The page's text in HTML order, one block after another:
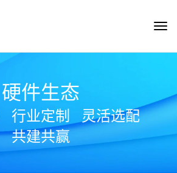
硬件生态
行业定制
灵活选配
共建共赢